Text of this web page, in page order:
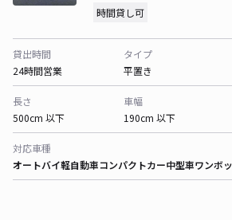
時間貸し可
貸出時間
24時間営業
タイプ
平置き
長さ
500cm 以下
車幅
190cm 以下
対応車種
オートバイ軽自動車コンパクトカー中型車ワンボ